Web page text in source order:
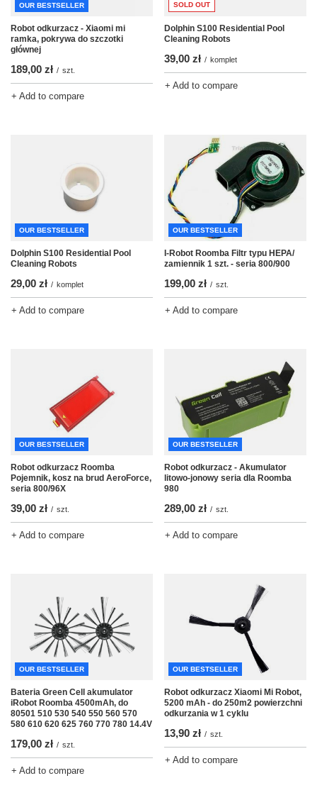
OUR BESTSELLER
Robot odkurzacz - Xiaomi mi
ramka, pokrywa do szczotki
głównej
189,00 zł / szt.
+ Add to compare
SOLD OUT
Dolphin S100 Residential Pool
Cleaning Robots
39,00 zł / komplet
+ Add to compare
OUR BESTSELLER
Dolphin S100 Residential Pool
Cleaning Robots
29,00 zł / komplet
+ Add to compare
OUR BESTSELLER
I-Robot Roomba Filtr typu HEPA/
zamiennik 1 szt. - seria 800/900
199,00 zł / szt.
+ Add to compare
OUR BESTSELLER
Robot odkurzacz Roomba
Pojemnik, kosz na brud AeroForce,
seria 800/96X
39,00 zł / szt.
+ Add to compare
OUR BESTSELLER
Robot odkurzacz - Akumulator
litowo-jonowy seria dla Roomba
980
289,00 zł / szt.
+ Add to compare
OUR BESTSELLER
Bateria Green Cell akumulator
iRobot Roomba 4500mAh, do
80501 510 530 540 550 560 570
580 610 620 625 760 770 780 14.4V
179,00 zł / szt.
+ Add to compare
OUR BESTSELLER
Robot odkurzacz Xiaomi Mi Robot,
5200 mAh - do 250m2 powierzchni
odkurzania w 1 cyklu
13,90 zł / szt.
+ Add to compare